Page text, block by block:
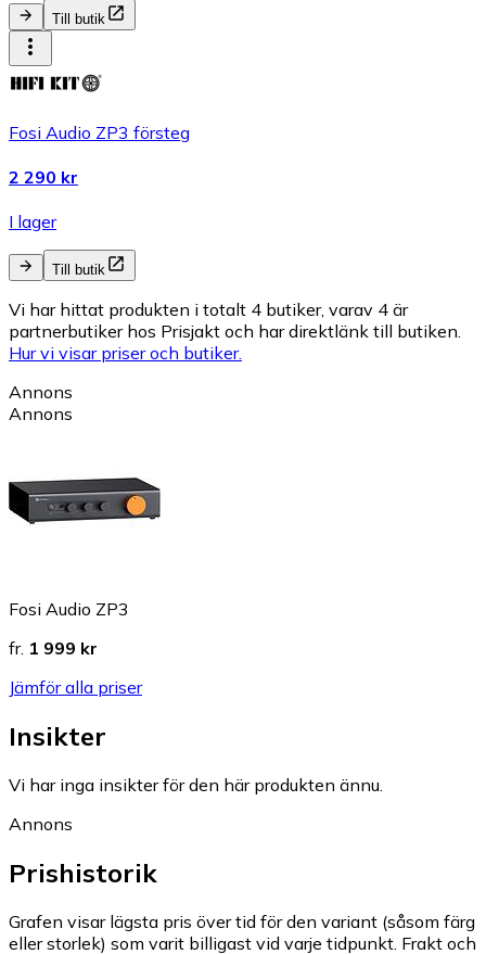
Till butik
Fosi Audio ZP3 försteg
2 290 kr
I lager
Till butik
Vi har hittat produkten i totalt 4 butiker, varav 4 är
partnerbutiker hos Prisjakt och har direktlänk till butiken.
Hur vi visar priser och butiker.
Annons
Annons
Fosi Audio ZP3
fr. 1 999 kr
Jämför alla priser
Insikter
Vi har inga insikter för den här produkten ännu.
Annons
Prishistorik
Grafen visar lägsta pris över tid för den variant (såsom färg
eller storlek) som varit billigast vid varje tidpunkt. Frakt och